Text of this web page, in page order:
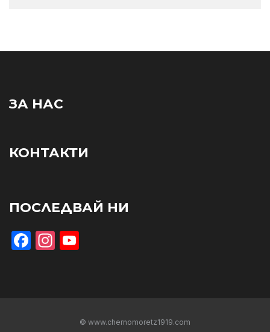
ЗА НАС
КОНТАКТИ
ПОСЛЕДВАЙ НИ
Facebook
Instagram
© www.chernomoretz1919.com